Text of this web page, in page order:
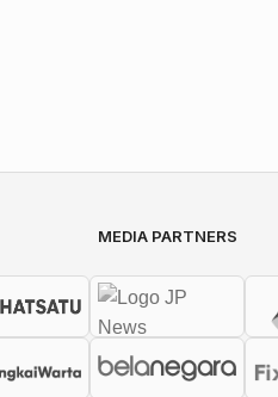
MEDIA PARTNERS